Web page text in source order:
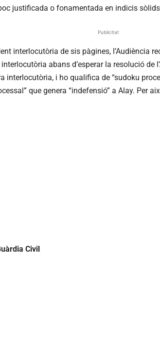
justificada o fonamentada en indicis
Publicitat
interlocutòria de sis pàgines, l’Audiència
abans d’esperar la resolució de
interlocutòria, i ho qualifica de “sudoku
que genera “indefensió” a Alay. Per
Civil